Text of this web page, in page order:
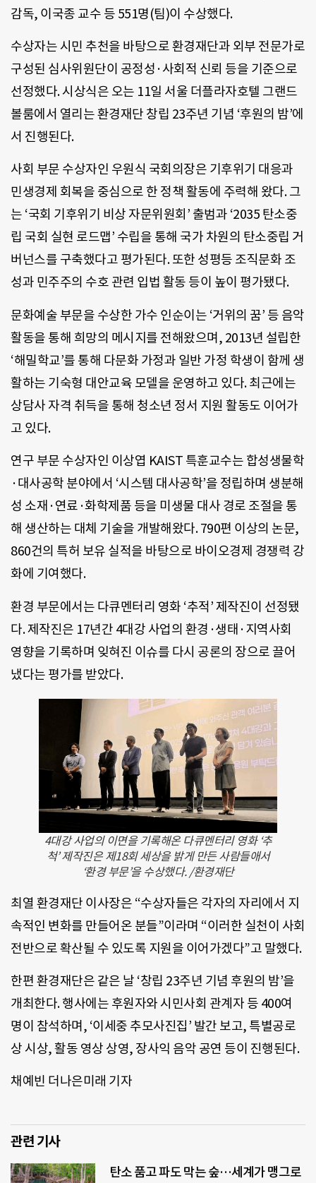
감독, 이국종 교수 등 551명(팀)이 수상했다.
수상자는 시민 추천을 바탕으로 환경재단과 외부 전문가로
구성된 심사위원단이 공정성·사회적 신뢰 등을 기준으로
선정했다. 시상식은 오는 11일 서울 더플라자호텔 그랜드
볼룸에서 열리는 환경재단 창립 23주년 기념 ‘후원의 밤’에
서 진행된다.
사회 부문 수상자인 우원식 국회의장은 기후위기 대응과
민생경제 회복을 중심으로 한 정책 활동에 주력해 왔다. 그
는 ‘국회 기후위기 비상 자문위원회’ 출범과 ‘2035 탄소중
립 국회 실현 로드맵’ 수립을 통해 국가 차원의 탄소중립 거
버넌스를 구축했다고 평가된다. 또한 성평등 조직문화 조
성과 민주주의 수호 관련 입법 활동 등이 높이 평가됐다.
문화예술 부문을 수상한 가수 인순이는 ‘거위의 꿈’ 등 음악
활동을 통해 희망의 메시지를 전해왔으며, 2013년 설립한
‘해밀학교’를 통해 다문화 가정과 일반 가정 학생이 함께 생
활하는 기숙형 대안교육 모델을 운영하고 있다. 최근에는
상담사 자격 취득을 통해 청소년 정서 지원 활동도 이어가
고 있다.
연구 부문 수상자인 이상엽 KAIST 특훈교수는 합성생물학
·대사공학 분야에서 ‘시스템 대사공학’을 정립하며 생분해
성 소재·연료·화학제품 등을 미생물 대사 경로 조절을 통
해 생산하는 대체 기술을 개발해왔다. 790편 이상의 논문,
860건의 특허 보유 실적을 바탕으로 바이오경제 경쟁력 강
화에 기여했다.
환경 부문에서는 다큐멘터리 영화 ‘추적’ 제작진이 선정됐
다. 제작진은 17년간 4대강 사업의 환경·생태·지역사회
영향을 기록하며 잊혀진 이슈를 다시 공론의 장으로 끌어
냈다는 평가를 받았다.
4대강 사업의 이면을 기록해온 다큐멘터리 영화 ‘추
척’ 제작진은 제18회 세상을 밝게 만든 사람들애서
‘환경 부문’을 수상했다. /환경재단
최열 환경재단 이사장은 “수상자들은 각자의 자리에서 지
속적인 변화를 만들어온 분들”이라며 “이러한 실천이 사회
전반으로 확산될 수 있도록 지원을 이어가겠다”고 말했다.
한편 환경재단은 같은 날 ‘창립 23주년 기념 후원의 밤’을
개최한다. 행사에는 후원자와 시민사회 관계자 등 400여
명이 참석하며, ‘이세중 추모사진집’ 발간 보고, 특별공로
상 시상, 활동 영상 상영, 장사익 음악 공연 등이 진행된다.
채예빈 더나은미래 기자
관련 기사
탄소 품고 파도 막는 숲…세계가 맹그로